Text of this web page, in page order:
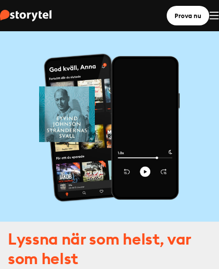
Prova nu
Lyssna när som helst, var
som helst